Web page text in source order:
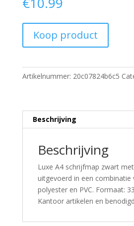
Koop product
Artikelnummer: 20c07824b6c5
Beschrijving
Beschrijving
Luxe A4 schrijfmap zwart
uitgevoerd in een combinatie
polyester en PVC. Formaat:
Kantoor artikelen en